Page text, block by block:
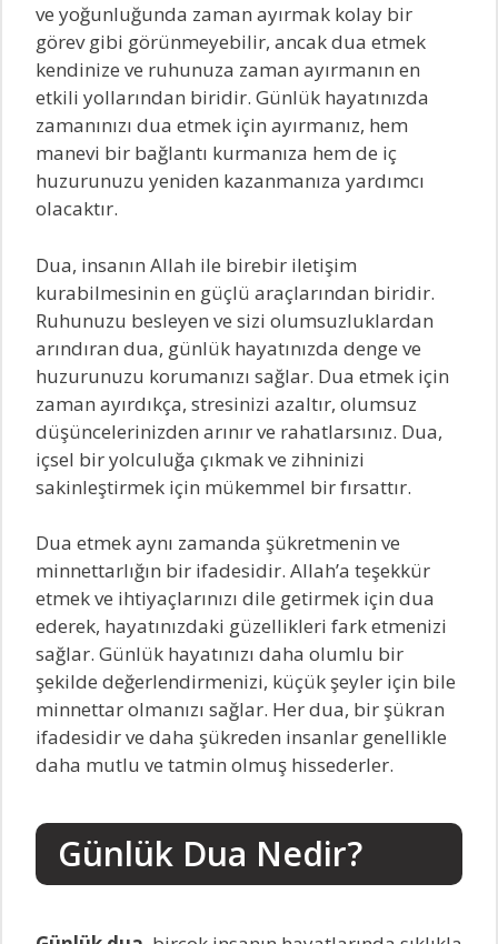
ve yoğunluğunda zaman ayırmak kolay bir
görev gibi görünmeyebilir, ancak dua etmek
kendinize ve ruhunuza zaman ayırmanın en
etkili yollarından biridir. Günlük hayatınızda
zamanınızı dua etmek için ayırmanız, hem
manevi bir bağlantı kurmanıza hem de iç
huzurunuzu yeniden kazanmanıza yardımcı
olacaktır.
Dua, insanın Allah ile birebir iletişim
kurabilmesinin en güçlü araçlarından biridir.
Ruhunuzu besleyen ve sizi olumsuzluklardan
arındıran dua, günlük hayatınızda denge ve
huzurunuzu korumanızı sağlar. Dua etmek için
zaman ayırdıkça, stresinizi azaltır, olumsuz
düşüncelerinizden arınır ve rahatlarsınız. Dua,
içsel bir yolculuğa çıkmak ve zihninizi
sakinleştirmek için mükemmel bir fırsattır.
Dua etmek aynı zamanda şükretmenin ve
minnettarlığın bir ifadesidir. Allah’a teşekkür
etmek ve ihtiyaçlarınızı dile getirmek için dua
ederek, hayatınızdaki güzellikleri fark etmenizi
sağlar. Günlük hayatınızı daha olumlu bir
şekilde değerlendirmenizi, küçük şeyler için bile
minnettar olmanızı sağlar. Her dua, bir şükran
ifadesidir ve daha şükreden insanlar genellikle
daha mutlu ve tatmin olmuş hissederler.
Günlük Dua Nedir?